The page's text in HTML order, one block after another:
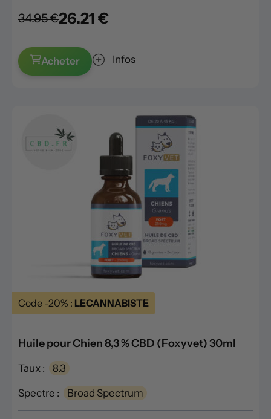
34.95 €26.21 €
Acheter Infos
Code -20% : LECANNABISTE
Huile pour Chien 8,3 % CBD (Foxyvet) 30ml
Taux : 8.3
Spectre : Broad Spectrum